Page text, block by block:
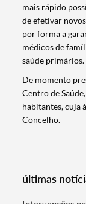
mais rápido
de efetivar
por forma a
médicos de
saúde primários.
De momento
Centro de
habitantes, cuja
Concelho.
últimas